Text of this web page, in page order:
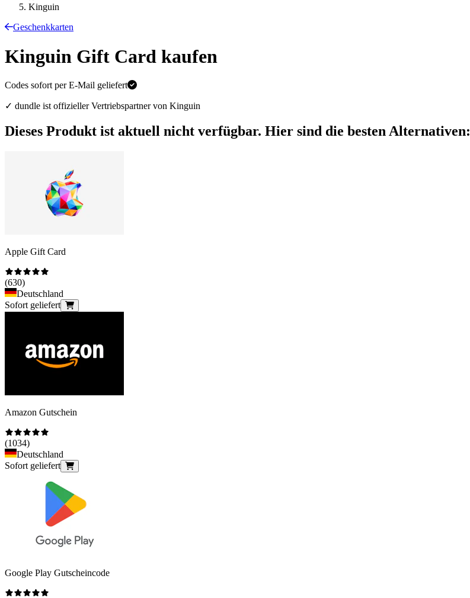
Kinguin
Geschenkkarten
Kinguin Gift Card kaufen
Codes sofort per E-Mail geliefert
✓ dundle ist offizieller Vertriebspartner von Kinguin
Dieses Produkt ist aktuell nicht verfügbar. Hier sind die besten Alternativen:
Apple Gift Card
(630)
Deutschland
Sofort geliefert
Amazon Gutschein
(1034)
Deutschland
Sofort geliefert
Google Play Gutscheincode